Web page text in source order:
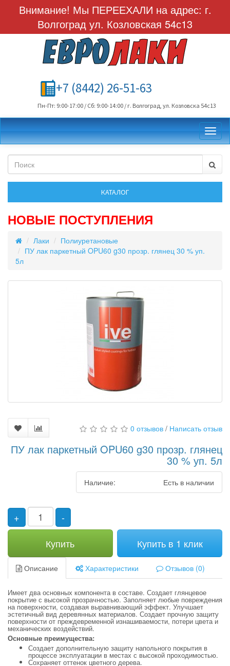
Внимание! Мы ПЕРЕЕХАЛИ на адрес: г.
Волгоград ул. Козловская 54с13
+7 (8442) 26-51-63
Пн-Пт: 9:00-17:00 / Сб: 9:00-14:00 / г. Волгоград, ул. Козловска 54с13
НОВЫЕ ПОСТУПЛЕНИЯ
Лаки
Полиуретановые
ПУ лак паркетный OPU60 g30 прозр. глянец 30 % уп.
5л
0 отзывов / Написать отзыв
ПУ лак паркетный OPU60 g30 прозр. глянец
30 % уп. 5л
Наличие: Есть в наличии
+
-
Купить
Купить в 1 клик
Описание Характеристики Отзывов (0)
Имеет два основных компонента в составе. Создает глянцевое
покрытие с высокой прозрачностью. Заполняет любые повреждения
на поверхности, создавая выравнивающий эффект. Улучшает
эстетичный вид деревянных материалов. Создает прочную защиту
поверхности от преждевременной изнашиваемости, потери цвета и
механических воздействий.
Основные преимущества:
Создает дополнительную защиту напольного покрытия в
процессе эксплуатации в местах с высокой проходимостью.
Сохраняет оттенок цветного дерева.